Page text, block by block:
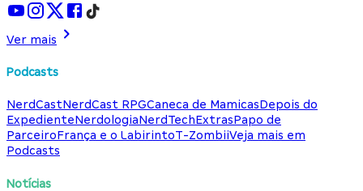
Ver mais
Podcasts
NerdCastNerdCast RPGCaneca de MamicasDepois do
ExpedienteNerdologiaNerdTechExtrasPapo de
ParceiroFrança e o LabirintoT-ZombiiVeja mais em
Podcasts
Notícias